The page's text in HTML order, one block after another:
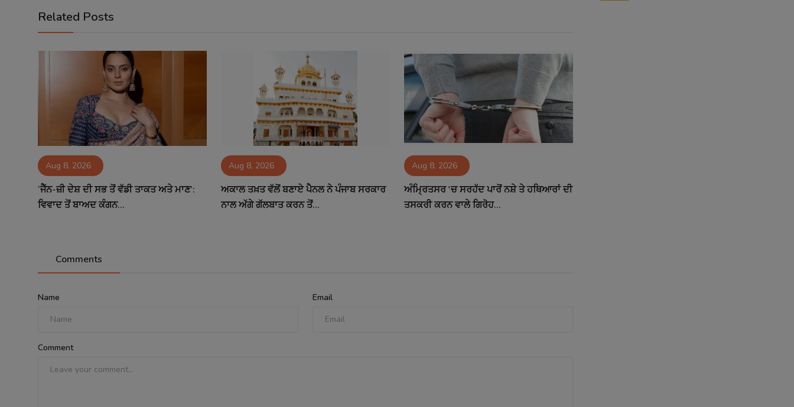
Related Posts
Aug 8, 2026
‘ਜੈੱਨ-ਜ਼ੀ ਦੇਸ਼ ਦੀ ਸਭ ਤੋਂ ਵੱਡੀ ਤਾਕਤ ਅਤੇ ਮਾਣ’:
ਵਿਵਾਦ ਤੋਂ ਬਾਅਦ ਕੰਗਨ...
Aug 8, 2026
ਅਕਾਲ ਤਖ਼ਤ ਵੱਲੋਂ ਬਣਾਏ ਪੈਨਲ ਨੇ ਪੰਜਾਬ ਸਰਕਾਰ
ਨਾਲ ਅੱਗੇ ਗੱਲਬਾਤ ਕਰਨ ਤੋਂ...
Aug 8, 2026
ਅੰਮ੍ਰਿਤਸਰ 'ਚ ਸਰਹੱਦ ਪਾਰੋਂ ਨਸ਼ੇ ਤੇ ਹਥਿਆਰਾਂ ਦੀ
ਤਸਕਰੀ ਕਰਨ ਵਾਲੇ ਗਿਰੋਹ...
Comments
Name Email
Comment